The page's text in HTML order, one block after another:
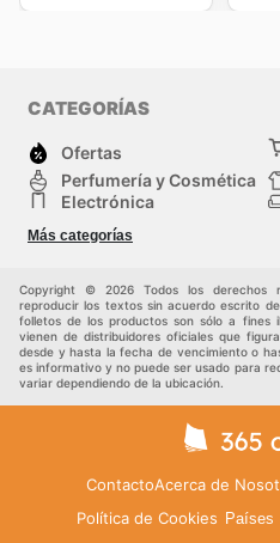
CATEGORÍAS
Ofertas
Perfumería y Cosmética
Electrónica
Deporte
Juguetes y bebés
Más categorías
Copyright © 2026 Todos los derechos
reproducir los textos sin acuerdo escrito
folletos de los productos son sólo a fines
vienen de distribuidores oficiales que
desde y hasta la fecha de vencimiento o
es informativo y no puede ser usado para
variar dependiendo de la ubicación.
ContactoAcerca de
Política de Cookies Países